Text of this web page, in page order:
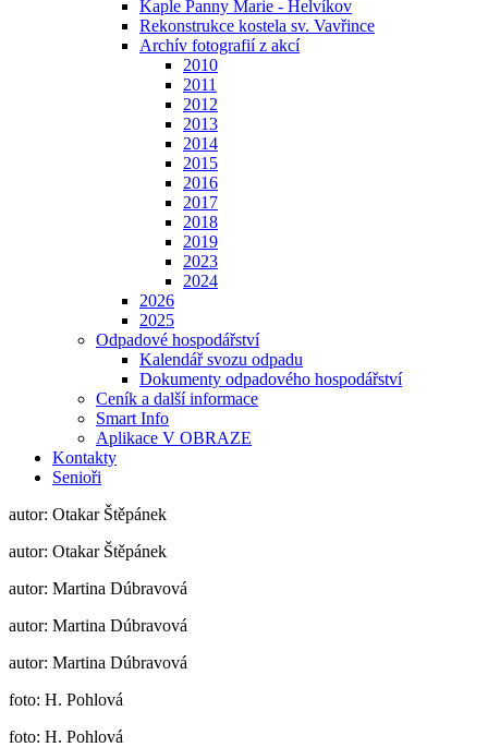
Kaple Panny Marie - Helvíkov
Rekonstrukce kostela sv. Vavřince
Archív fotografií z akcí
2010
2011
2012
2013
2014
2015
2016
2017
2018
2019
2023
2024
2026
2025
Odpadové hospodářství
Kalendář svozu odpadu
Dokumenty odpadového hospodářství
Ceník a další informace
Smart Info
Aplikace V OBRAZE
Kontakty
Senioři
autor: Otakar Štěpánek
autor: Otakar Štěpánek
autor: Martina Dúbravová
autor: Martina Dúbravová
autor: Martina Dúbravová
foto: H. Pohlová
foto: H. Pohlová